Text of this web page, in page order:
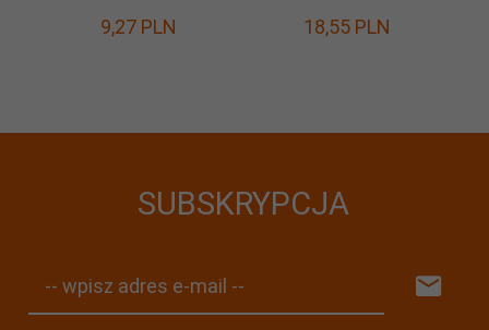
9,27 PLN 18,55 PLN
SUBSKRYPCJA
-- wpisz adres e-mail --